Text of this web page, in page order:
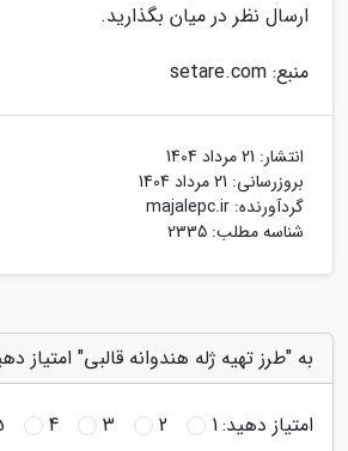
ارسال نظر در میان بگذارید.
منبع: setare.com
انتشار: 21 مرداد 1404
بروزرسانی: 21 مرداد 1404
گردآورنده: majalepc.ir
شناسه مطلب: 2335
به "طرز تهیه ژله هندوانه قالبی" امتیاز
امتیاز دهید:1
2
3
4